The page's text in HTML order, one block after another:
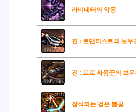
라비네터의 악몽
진 : 로맨티스트의 보우
진 : 프로 싸움꾼의 보
잠식되는 검은 불꽃